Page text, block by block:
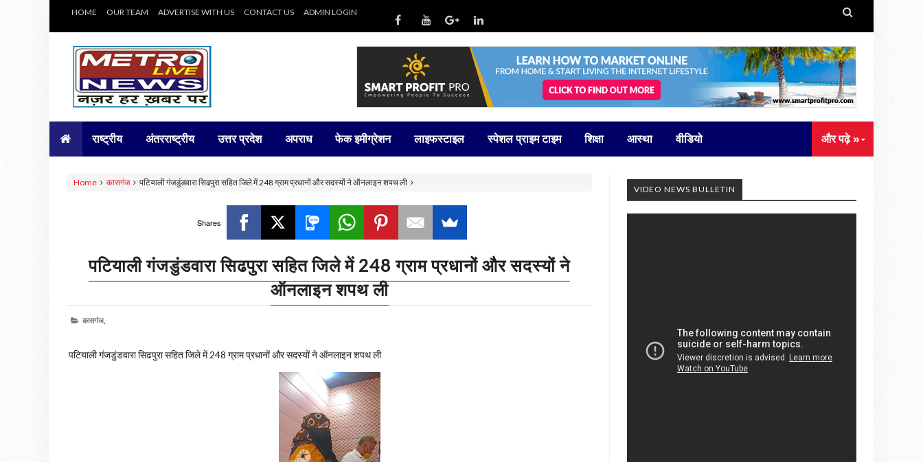
HOME OUR TEAM ADVERTISE WITH US CONTACT US ADMIN LOGIN 
राष्ट्रीय अंतरराष्ट्रीय उत्तर प्रदेश अपराध फेक इमीग्रेशन लाइफस्टाइल स्पेशल प्राइम टाइम शिक्षा आस्था वीडियो और पढ़े »
Home कासगंज पटियाली गंजडुंडवारा सिढपुरा सहित जिले में 248 ग्राम प्रधानों और सदस्यों ने ऑनलाइन शपथ ली
Shares
पटियाली गंजडुंडवारा सिढपुरा सहित जिले में 248 ग्राम प्रधानों और सदस्यों ने
ऑनलाइन शपथ ली
कासगंज,
पटियाली गंजडुंडवारा सिढपुरा सहित जिले में 248 ग्राम प्रधानों और सदस्यों ने ऑनलाइन शपथ ली
VIDEO NEWS BULLETIN